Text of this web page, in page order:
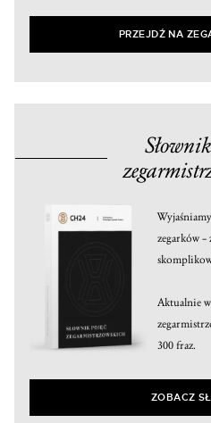
PRZEJDŹ NA
zegarków
Aktualnie
300 fraz.
ZOBACZ